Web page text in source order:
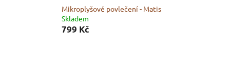
Mikroplyšové povlečení - Matis
Skladem
799 Kč